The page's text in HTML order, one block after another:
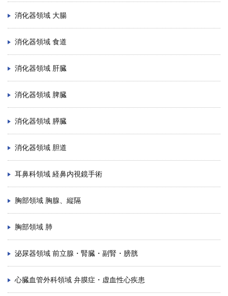
消化器領域 大腸
消化器領域 食道
消化器領域 肝臓
消化器領域 脾臓
消化器領域 膵臓
消化器領域 胆道
耳鼻科領域 経鼻内視鏡手術
胸部領域 胸腺、縦隔
胸部領域 肺
泌尿器領域 前立腺・腎臓・副腎・膀胱
心臓血管外科領域 弁膜症・虚血性心疾患